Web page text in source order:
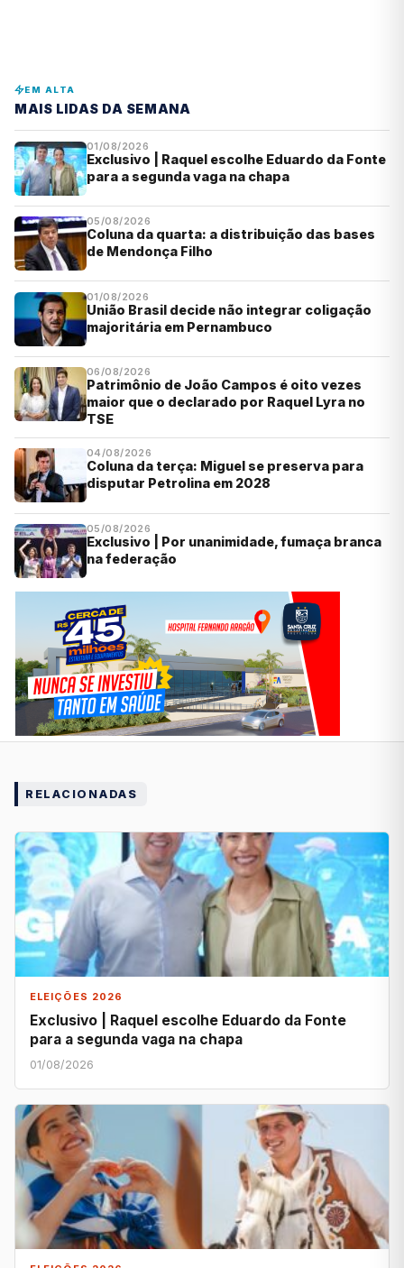
EM ALTA
MAIS LIDAS DA SEMANA
01/08/2026
Exclusivo | Raquel escolhe Eduardo da Fonte
para a segunda vaga na chapa
05/08/2026
Coluna da quarta: a distribuição das bases
de Mendonça Filho
01/08/2026
União Brasil decide não integrar coligação
majoritária em Pernambuco
06/08/2026
Patrimônio de João Campos é oito vezes
maior que o declarado por Raquel Lyra no
TSE
04/08/2026
Coluna da terça: Miguel se preserva para
disputar Petrolina em 2028
05/08/2026
Exclusivo | Por unanimidade, fumaça branca
na federação
RELACIONADAS
ELEIÇÕES 2026
Exclusivo | Raquel escolhe Eduardo da Fonte
para a segunda vaga na chapa
01/08/2026